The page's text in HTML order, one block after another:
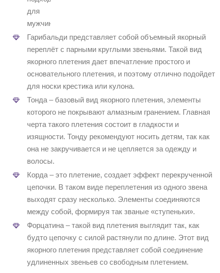
для
мужчин.
Гарибальди представляет собой объемный якорный
переплёт с парными круглыми звеньями. Такой вид
якорного плетения дает впечатление простого и
основательного плетения, и поэтому отлично подойдет
для носки крестика или кулона.
Тонда – базовый вид якорного плетения, элементы
которого не покрывают алмазным гранением. Главная
черта такого плетения состоит в гладкости и
изящности. Тонду рекомендуют носить детям, так как
она не закручивается и не цепляется за одежду и
волосы.
Корда – это плетение, создает эффект перекрученной
цепочки. В таком виде переплетения из одного звена
выходят сразу несколько. Элементы соединяются
между собой, формируя так званые «ступеньки».
Форцатина – такой вид плетения выглядит так, как
будто цепочку с силой растянули по длине. Этот вид
якорного плетения представляет собой соединение
удлиненных звеньев со свободным плетением.